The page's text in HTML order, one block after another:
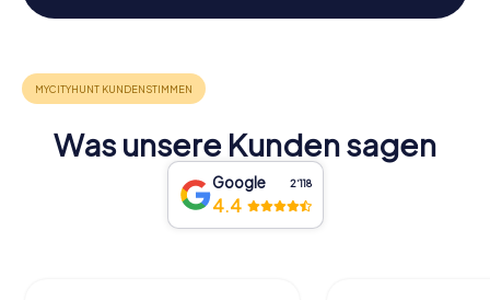
Was unsere Kunden sagen
Google 2‘118
4.4